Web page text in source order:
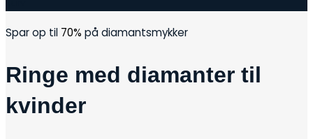
Spar op til 70% på diamantsmykker
Ringe med diamanter til
kvinder